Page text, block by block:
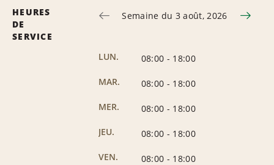
HEURES
DE
SERVICE
Semaine du 3 août, 2026
LUN. 08:00 - 18:00
MAR.
08:00 - 18:00
MER.
08:00 - 18:00
JEU.
08:00 - 18:00
VEN.
08:00 - 18:00